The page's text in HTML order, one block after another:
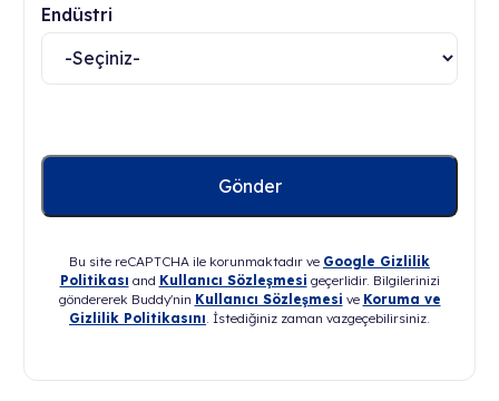
Endüstri
Bu site reCAPTCHA ile korunmaktadır ve Google Gizlilik
Politikası and Kullanıcı Sözleşmesi geçerlidir. Bilgilerinizi
göndererek Buddy'nin Kullanıcı Sözleşmesi ve Koruma ve
Gizlilik Politikasını. İstediğiniz zaman vazgeçebilirsiniz.